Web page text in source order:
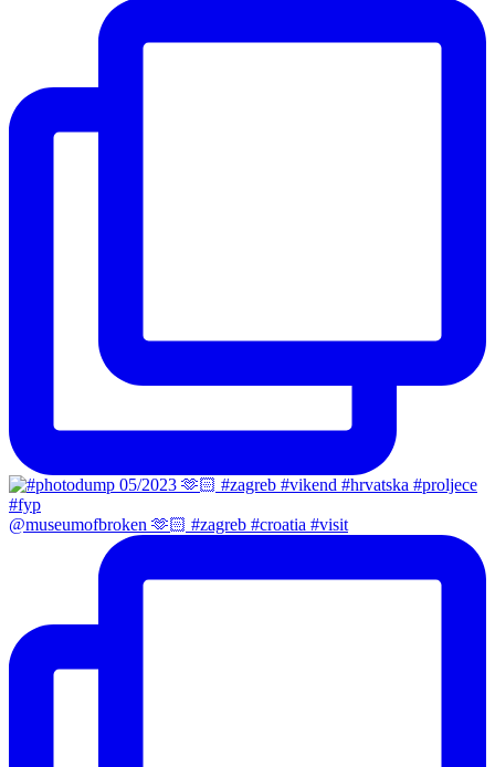
@museumofbroken 🫶🏻 #zagreb #croatia #visit